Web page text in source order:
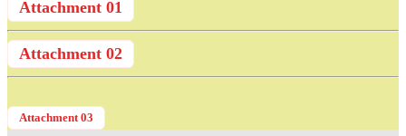
Attachment 01
Attachment 02
Attachment 03